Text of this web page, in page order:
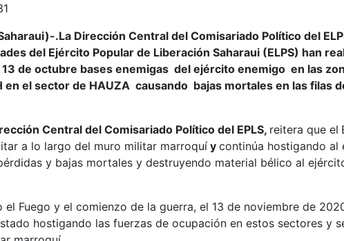
.La Dirección Central del Comisariado Político del
del Ejército Popular de Liberación Saharaui (ELPS) han
de octubre bases enemigas del ejército enemigo en las
en el sector de HAUZA causando bajas mortales en las filas
Central del Comisariado Político del EPLS, reitera que el
a lo largo del muro militar marroquí y continúa hostigando al
y bajas mortales y destruyendo material bélico al
Fuego y el comienzo de la guerra, el 13 de noviembre de
hostigando las fuerzas de ocupación en estos sectores y